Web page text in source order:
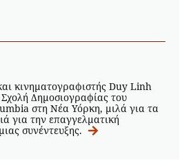
κινηματογραφιστής Duy Linh
Δημοσιογραφίας του
στη Νέα Υόρκη, μιλά για τα
για την επαγγελματική
συνέντευξης.